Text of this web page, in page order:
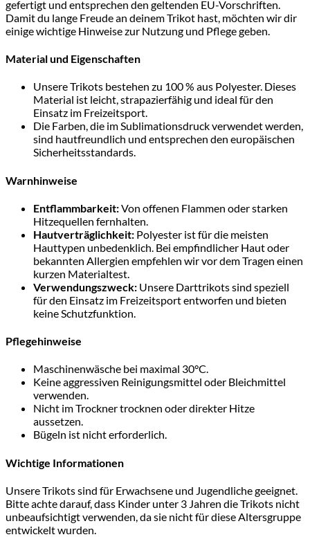
gefertigt und entsprechen den geltenden EU-Vorschriften.
Damit du lange Freude an deinem Trikot hast, möchten wir dir
einige wichtige Hinweise zur Nutzung und Pflege geben.
Material und Eigenschaften
Unsere Trikots bestehen zu 100 % aus Polyester. Dieses
Material ist leicht, strapazierfähig und ideal für den
Einsatz im Freizeitsport.
Die Farben, die im Sublimationsdruck verwendet werden,
sind hautfreundlich und entsprechen den europäischen
Sicherheitsstandards.
Warnhinweise
Entflammbarkeit:Von offenen Flammen oder starken
Hitzequellen fernhalten.
Hautverträglichkeit: Polyester ist für die meisten
Hauttypen unbedenklich. Bei empfindlicher Haut oder
bekannten Allergien empfehlen wir vor dem Tragen einen
kurzen Materialtest.
Verwendungszweck: Unsere Darttrikots sind speziell
für den Einsatz im Freizeitsport entworfen und bieten
keine Schutzfunktion.
Pflegehinweise
Maschinenwäsche bei maximal 30°C.
Keine aggressiven Reinigungsmittel oder Bleichmittel
verwenden.
Nicht im Trockner trocknen oder direkter Hitze
aussetzen.
Bügeln ist nicht erforderlich.
Wichtige Informationen
Unsere Trikots sind für Erwachsene und Jugendliche geeignet.
Bitte achte darauf, dass Kinder unter 3 Jahren die Trikots nicht
unbeaufsichtigt verwenden, da sie nicht für diese Altersgruppe
entwickelt wurden.